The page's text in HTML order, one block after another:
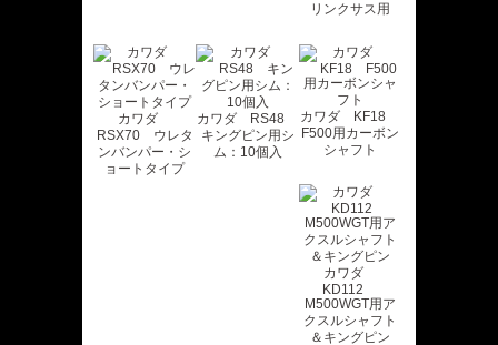
リンクサス用
カワダ
RSX70 ウレタ
ンバンパー・シ
ョートタイプ
カワダ RS48
キングピン用シ
ム：10個入
カワダ KF18
F500用カーボン
シャフト
カワダ
KD112
M500WGT用ア
クスルシャフト
＆キングピン